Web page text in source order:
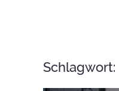
Schlagwort: